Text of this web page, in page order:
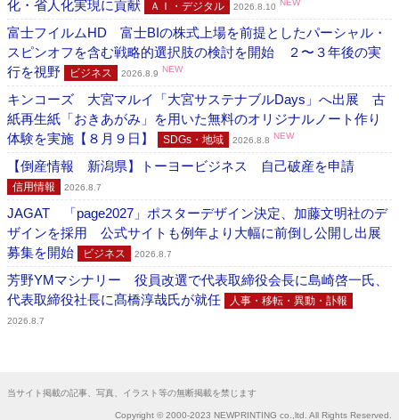
化・省人化実現に貢献
ＡＩ・デジタル 2026.8.10 NEW
富士フイルムHD 富士BIの株式上場を前提としたパーシャル・
スピンオフを含む戦略的選択肢の検討を開始 ２〜３年後の実
行を視野
ビジネス 2026.8.9 NEW
キンコーズ 大宮マルイ「大宮サステナブルDays」へ出展 古
紙再生紙「おきあがみ」を用いた無料のオリジナルノート作り
体験を実施【８月９日】
SDGs・地域 2026.8.8 NEW
【倒産情報 新潟県】トーヨービジネス 自己破産を申請
信用情報 2026.8.7
JAGAT 「page2027」ポスターデザイン決定、加藤文明社のデ
ザインを採用 公式サイトも例年より大幅に前倒し公開し出展
募集を開始
ビジネス 2026.8.7
芳野YMマシナリー 役員改選で代表取締役会長に島崎啓一氏、
代表取締役社長に髙橋淳哉氏が就任
人事・移転・異動・訃報
2026.8.7
当サイト掲載の記事、写真、イラスト等の無断掲載を禁じます
Copyright © 2000-2023 NEWPRINTING co.,ltd. All Rights Reserved.